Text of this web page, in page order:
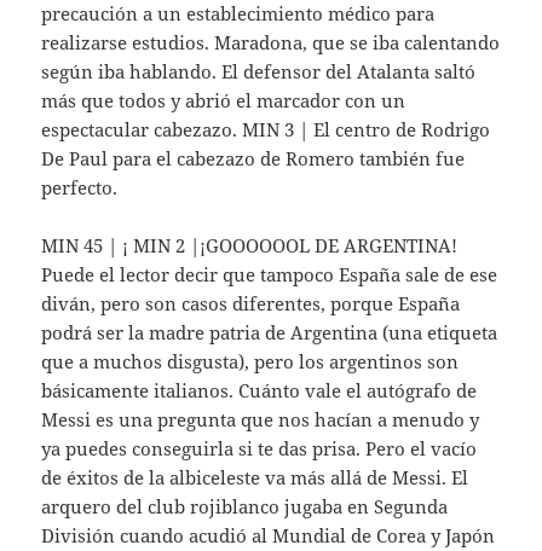
precaución a un establecimiento médico para
realizarse estudios. Maradona, que se iba calentando
según iba hablando. El defensor del Atalanta saltó
más que todos y abrió el marcador con un
espectacular cabezazo. MIN 3 | El centro de Rodrigo
De Paul para el cabezazo de Romero también fue
perfecto.
MIN 45 | ¡ MIN 2 |¡GOOOOOOL DE ARGENTINA!
Puede el lector decir que tampoco España sale de ese
diván, pero son casos diferentes, porque España
podrá ser la madre patria de Argentina (una etiqueta
que a muchos disgusta), pero los argentinos son
básicamente italianos. Cuánto vale el autógrafo de
Messi es una pregunta que nos hacían a menudo y
ya puedes conseguirla si te das prisa. Pero el vacío
de éxitos de la albiceleste va más allá de Messi. El
arquero del club rojiblanco jugaba en Segunda
División cuando acudió al Mundial de Corea y Japón